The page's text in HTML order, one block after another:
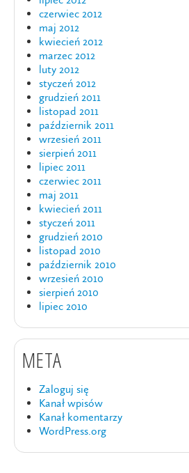
czerwiec 2012
maj 2012
kwiecień 2012
marzec 2012
luty 2012
styczeń 2012
grudzień 2011
listopad 2011
październik 2011
wrzesień 2011
sierpień 2011
lipiec 2011
czerwiec 2011
maj 2011
kwiecień 2011
styczeń 2011
grudzień 2010
listopad 2010
październik 2010
wrzesień 2010
sierpień 2010
lipiec 2010
META
Zaloguj się
Kanał wpisów
Kanał komentarzy
WordPress.org